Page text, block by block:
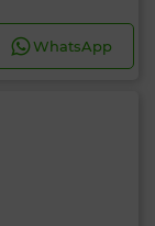
WhatsApp